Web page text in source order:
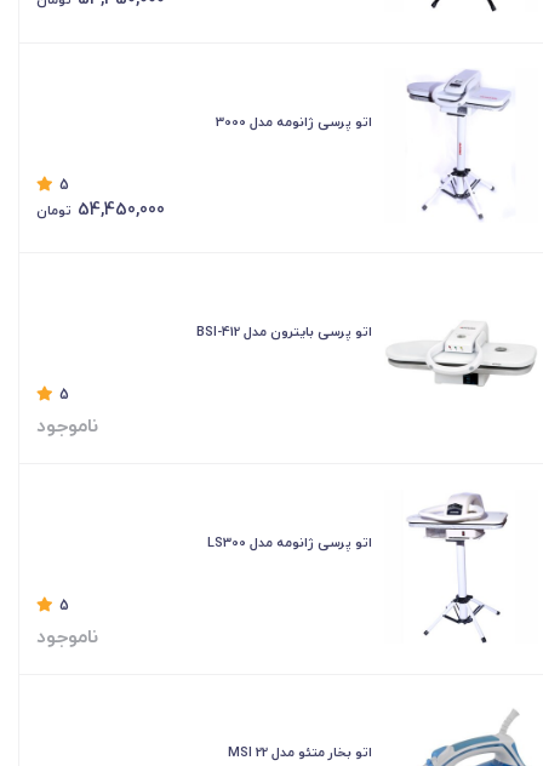
اتو پرسی ژانومه مدل 3000
5
54,450,000 تومان
اتو پرسی بایترون مدل BSI-412
5
ناموجود
اتو پرسی ژانومه مدل LS300
5
ناموجود
اتو بخار متئو مدل MSI 22